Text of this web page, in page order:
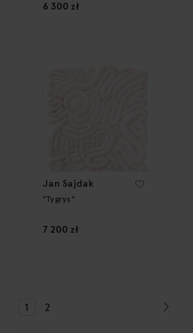
6 300 zł
Jan Sajdak
"Tygrys"
7 200 zł
Strona
Aktualnie
1 Strona
2